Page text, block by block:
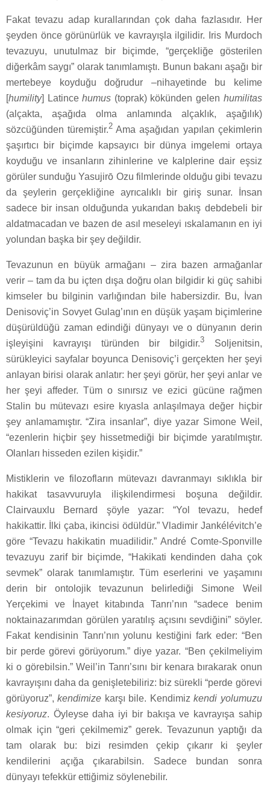
Fakat tevazu adap kurallarından çok daha fazlasıdır. Her
şeyden önce görünürlük ve kavrayışla ilgilidir. Iris Murdoch
tevazuyu, unutulmaz bir biçimde, “gerçekliğe gösterilen
diğerkâm saygı” olarak tanımlamıştı. Bunun bakanı aşağı bir
mertebeye koyduğu doğrudur –nihayetinde bu kelime
[humility] Latincehumus (toprak) kökünden gelen humilitas
(alçakta, aşağıda olma anlamında alçaklık, aşağılık)
sözcüğünden türemiştir.2 Ama aşağıdan yapılan çekimlerin
şaşırtıcı bir biçimde kapsayıcı bir dünya imgelemi ortaya
koyduğu ve insanların zihinlerine ve kalplerine dair eşsiz
görüler sunduğu Yasujirō Ozu filmlerinde olduğu gibi tevazu
da şeylerin gerçekliğine ayrıcalıklı bir giriş sunar. İnsan
sadece bir insan olduğunda yukarıdan bakış debdebeli bir
aldatmacadan ve bazen de asıl meseleyi ıskalamanın en iyi
yolundan başka bir şey değildir.
Tevazunun en büyük armağanı – zira bazen armağanlar
verir – tam da bu içten dışa doğru olan bilgidir ki güç sahibi
kimseler bu bilginin varlığından bile habersizdir. Bu, İvan
Denisoviç’in Sovyet Gulag’ının en düşük yaşam biçimlerine
düşürüldüğü zaman edindiği dünyayı ve o dünyanın derin
işleyişini kavrayışı türünden bir bilgidir.3 Soljenitsin,
sürükleyici sayfalar boyunca Denisoviç’i gerçekten her şeyi
anlayan birisi olarak anlatır: her şeyi görür, her şeyi anlar ve
her şeyi affeder. Tüm o sınırsız ve ezici gücüne rağmen
Stalin bu mütevazı esire kıyasla anlaşılmaya değer hiçbir
şey anlamamıştır. “Zira insanlar”, diye yazar Simone Weil,
“ezenlerin hiçbir şey hissetmediği bir biçimde yaratılmıştır.
Olanları hisseden ezilen kişidir.”
Mistiklerin ve filozofların mütevazı davranmayı sıklıkla bir
hakikat tasavvuruyla ilişkilendirmesi boşuna değildir.
Clairvauxlu Bernard şöyle yazar: “Yol tevazu, hedef
hakikattir. İlki çaba, ikincisi ödüldür.” Vladimir Jankélévitch’e
göre “Tevazu hakikatin muadilidir.” André Comte-Sponville
tevazuyu zarif bir biçimde, “Hakikati kendinden daha çok
sevmek” olarak tanımlamıştır. Tüm eserlerini ve yaşamını
derin bir ontolojik tevazunun belirlediği Simone Weil
Yerçekimi ve İnayet kitabında Tanrı’nın “sadece benim
noktainazarımdan görülen yaratılış açısını sevdiğini” söyler.
Fakat kendisinin Tanrı’nın yolunu kestiğini fark eder: “Ben
bir perde görevi görüyorum.” diye yazar. “Ben çekilmeliyim
ki o görebilsin.” Weil’in Tanrı’sını bir kenara bırakarak onun
kavrayışını daha da genişletebiliriz: biz sürekli “perde görevi
görüyoruz”,kendimize karşı bile. Kendimizkendi yolumuzu
kesiyoruz. Öyleyse daha iyi bir bakışa ve kavrayışa sahip
olmak için “geri çekilmemiz” gerek. Tevazunun yaptığı da
tam olarak bu: bizi resimden çekip çıkarır ki şeyler
kendilerini açığa çıkarabilsin. Sadece bundan sonra
dünyayı tefekkür ettiğimiz söylenebilir.